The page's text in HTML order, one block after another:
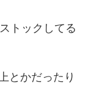
トックしてる
とかだったり